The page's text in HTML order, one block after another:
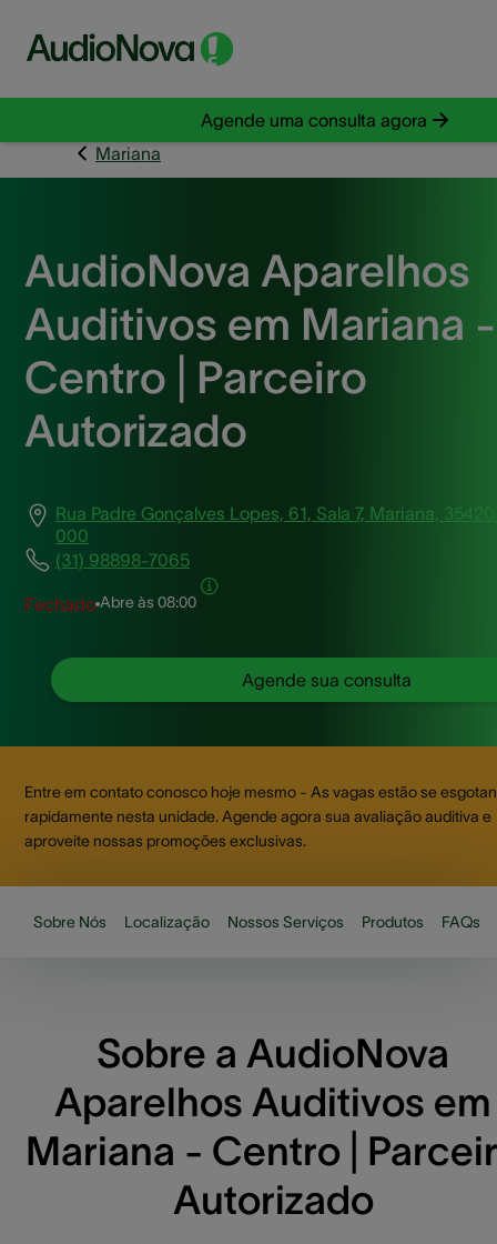
Agende uma consulta agora
Mariana
AudioNova Aparelhos
Auditivos em Mariana -
Centro | Parceiro
Autorizado
Rua Padre Gonçalves Lopes, 61, Sala 7, Mariana,
000
(31) 98898-7065
Fechado Abre às 08:00
Agende sua consulta
Entre em contato conosco hoje mesmo - As vagas estão se
rapidamente nesta unidade. Agende agora sua avaliação auditiva e
aproveite nossas promoções exclusivas.
Sobre Nós Localização Nossos Serviços Produtos FAQs
Sobre a AudioNova
Aparelhos Auditivos em
Mariana - Centro |
Autorizado